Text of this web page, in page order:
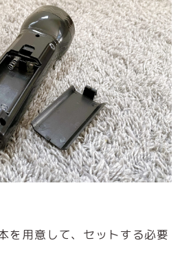
を用意して、セットする必要